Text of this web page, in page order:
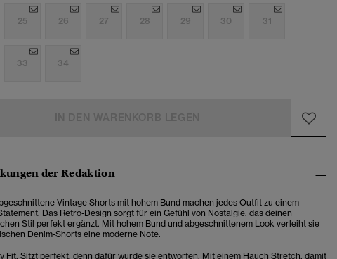
25 26 27 28 29 30 31
33 34
der Redaktion
Vintage Shorts mit hohem Bund machen jedes Outfit zu einem
Das Retro-Design sorgt für ein Gefühl von Nostalgie, das deinen
Stil perfekt ergänzt. Mit hohem Bund und abgeschnittenem Look verleiht sie
Denim-Shorts eine moderne Note.
Fit. Sitzt perfekt, denn dafür wurde sie entworfen. Mit einem Hauch Stretch, damit